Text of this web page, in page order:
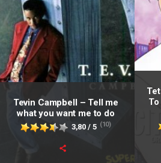
Tevin Campbell – Tell me
what you want me to do
3,80 / 5 (10)